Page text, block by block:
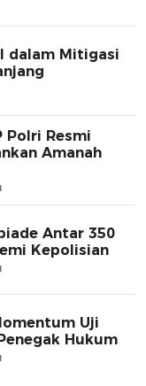
dalam Mitigasi
Polri Resmi
Amanah
Antar 350
Kepolisian
Uji
Hukum